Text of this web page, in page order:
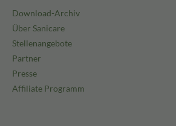
Download-Archiv
Über Sanicare
Stellenangebote
Partner
Presse
Affiliate Programm